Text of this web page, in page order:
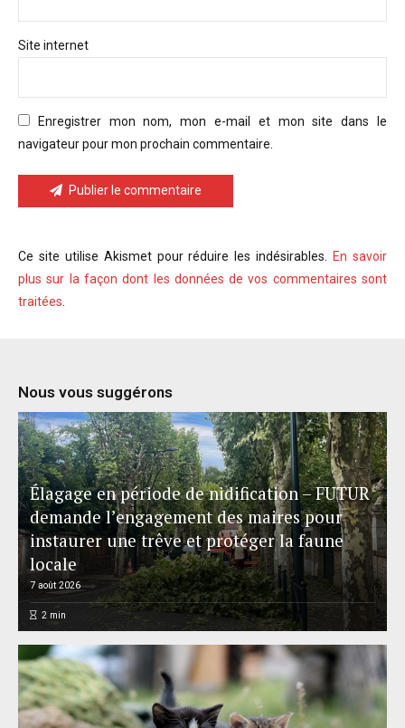
Site internet
Enregistrer mon nom, mon e-mail et mon site dans le
navigateur pour mon prochain commentaire.
Publier le commentaire
Ce site utilise Akismet pour réduire les indésirables.
En savoir
plus sur la façon dont les données de vos commentaires sont
traitées
Nous vous suggérons
Élagage en période de nidification – FUTUR
demande l’engagement des maires pour
instaurer une trêve et protéger la faune
locale
7 août 2026
2 min